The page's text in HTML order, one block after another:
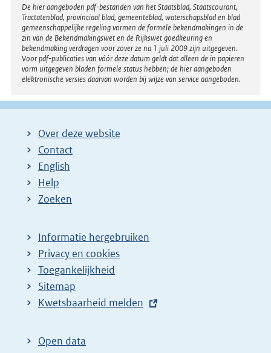
Disclaimer
De hier aangeboden pdf-bestanden van het Staatsblad, Staatscourant,
Tractatenblad, provinciaal blad, gemeenteblad, waterschapsblad en blad
gemeenschappelijke regeling vormen de formele bekendmakingen in de
zin van de Bekendmakingswet en de Rijkswet goedkeuring en
bekendmaking verdragen voor zover ze na 1 juli 2009 zijn uitgegeven.
Voor pdf-publicaties van vóór deze datum geldt dat alleen de in papieren
vorm uitgegeven bladen formele status hebben; de hier aangeboden
elektronische versies daarvan worden bij wijze van service aangeboden.
Over deze website
Contact
English
Help
Zoeken
Informatie hergebruiken
Privacy en cookies
Toegankelijkheid
Sitemap
E
t
Kwetsbaarheid melden
Open data